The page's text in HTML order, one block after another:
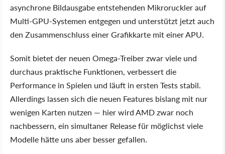
asynchrone Bildausgabe entstehenden Mikroruckler auf
Multi-GPU-Systemen entgegen und unterstützt jetzt auch
den Zusammenschluss einer Grafikkarte mit einer APU.
Somit bietet der neuen Omega-Treiber zwar viele und
durchaus praktische Funktionen, verbessert die
Performance in Spielen und läuft in ersten Tests stabil.
Allerdings lassen sich die neuen Features bislang mit nur
wenigen Karten nutzen — hier wird AMD zwar noch
nachbessern, ein simultaner Release für möglichst viele
Modelle hätte uns aber besser gefallen.